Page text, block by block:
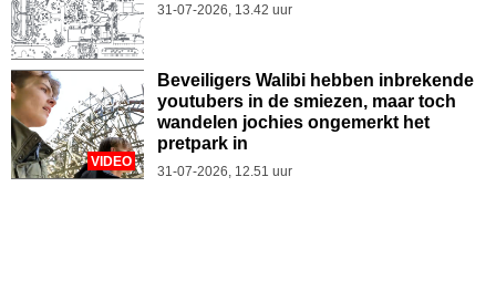
31-07-2026, 13.42 uur
VIDEO
Beveiligers Walibi hebben inbrekende
youtubers in de smiezen, maar toch
wandelen jochies ongemerkt het
pretpark in
31-07-2026, 12.51 uur